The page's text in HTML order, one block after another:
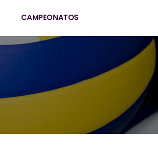
CAMPEONATOS